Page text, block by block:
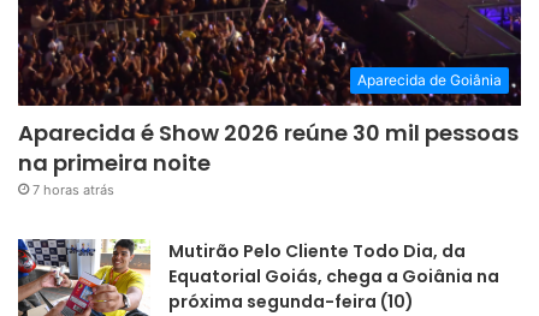
Aparecida de Goiânia
Aparecida é Show 2026 reúne 30 mil pessoas
na primeira noite
7 horas atrás
Mutirão Pelo Cliente Todo Dia, da
Equatorial Goiás, chega a Goiânia na
próxima segunda-feira (10)